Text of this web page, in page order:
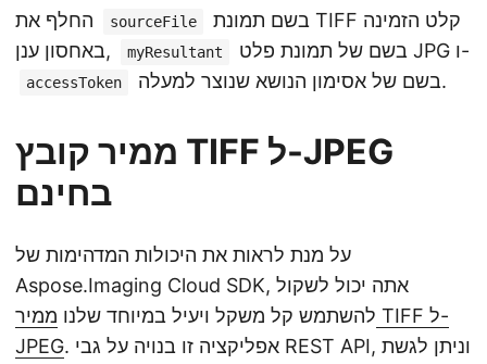
sourceFile
באחסון ענן,
myResultant בשם של תמונת פלט JPG ו-
accessToken בשם של אסימון הנושא שנוצר למעלה.
ממיר קובץ TIFF ל-JPEG
בחינם
על מנת לראות את היכולות המדהימות של
Aspose.Imaging Cloud SDK, אתה יכול לשקול
להשתמש קל משקל ויעיל במיוחד שלנו ממיר TIFF ל-
JPEG. אפליקציה זו בנויה על גבי REST API, וניתן לגשת